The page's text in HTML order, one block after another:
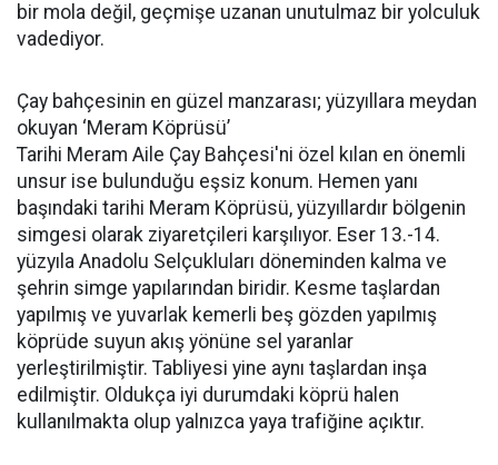
bir mola değil, geçmişe uzanan unutulmaz bir yolculuk
vadediyor.
Çay bahçesinin en güzel manzarası; yüzyıllara meydan
okuyan ‘Meram Köprüsü’
Tarihi Meram Aile Çay Bahçesi'ni özel kılan en önemli
unsur ise bulunduğu eşsiz konum. Hemen yanı
başındaki tarihi Meram Köprüsü, yüzyıllardır bölgenin
simgesi olarak ziyaretçileri karşılıyor. Eser 13.-14.
yüzyıla Anadolu Selçukluları döneminden kalma ve
şehrin simge yapılarından biridir. Kesme taşlardan
yapılmış ve yuvarlak kemerli beş gözden yapılmış
köprüde suyun akış yönüne sel yaranlar
yerleştirilmiştir. Tabliyesi yine aynı taşlardan inşa
edilmiştir. Oldukça iyi durumdaki köprü halen
kullanılmakta olup yalnızca yaya trafiğine açıktır.